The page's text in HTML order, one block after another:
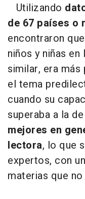
Utilizando
de 67 países o
encontraron
niños y niñas
similar, era
el tema
cuando su
superaba a la
mejores en
lectora, lo que
expertos, con
materias que